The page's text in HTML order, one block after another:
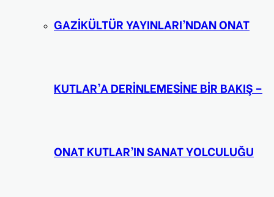
GAZİKÜLTÜR YAYINLARI’NDAN ONAT
KUTLAR’A DERİNLEMESİNE BİR BAKIŞ –
ONAT KUTLAR’IN SANAT YOLCULUĞU